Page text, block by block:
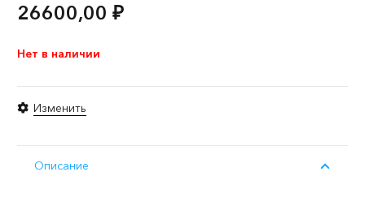
26600,00 ₽
Нет в наличии
Изменить
Описание